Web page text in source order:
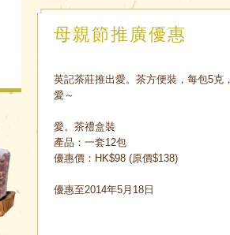
母親節推廣優惠
英記茶莊推出愛。茶方便裝，每包5克
愛～
愛。茶禮盒裝
產品：一套12包
優惠價：HK$98 (原價$138)
優惠至2014年5月18日